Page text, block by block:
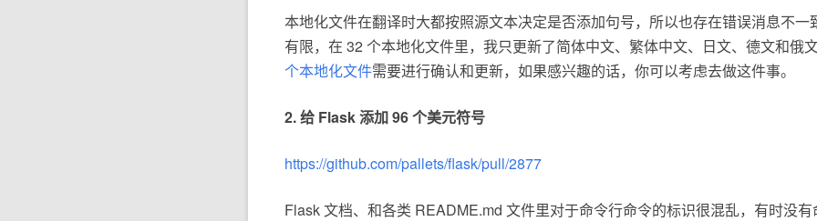
本地化文件在翻译时大都按照源文本决定是否添加句号，所以也存在错误消息不一
有限，在 32 个本地化文件里，我只更新了简体中文、繁体中文、日文、德文和俄
个本地化文件需要进行确认和更新，如果感兴趣的话，你可以考虑去做这件事。
2. 给 Flask 添加 96 个美元符号
https://github.com/pallets/flask/pull/2877
Flask 文档、和各类 README.md 文件里对于命令行命令的标识很混乱，有时没